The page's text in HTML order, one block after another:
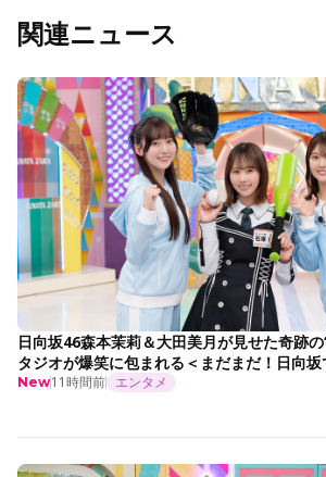
関連ニュース
日向坂46森本茉莉＆大田美月が見せた奇跡
タジオが爆笑に包まれる＜まだまだ！日向坂
New11時間前 エンタメ